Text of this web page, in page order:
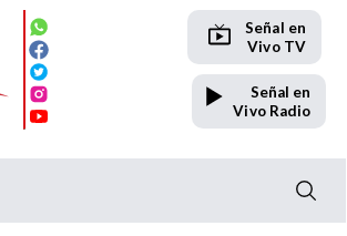
Señal en
Vivo TV
Señal en
Vivo Radio